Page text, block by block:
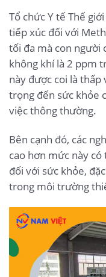
Tổ chức Y tế Thế
tiếp xúc đối với
tối đa mà con người
không khí là 2 ppm
này được coi là thấp
trọng đến sức khỏe
việc thông thường.
Bên cạnh đó, các
cao hơn mức này có
đối với sức khỏe,
trong môi trường